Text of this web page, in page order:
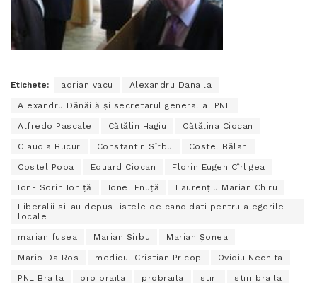
Etichete: adrian vacu Alexandru Danaila
Alexandru Dănăilă și secretarul general al PNL
Alfredo Pascale Cătălin Hagiu Cătălina Ciocan
Claudia Bucur Constantin Sîrbu Costel Bălan
Costel Popa Eduard Ciocan Florin Eugen Cîrligea
Ion- Sorin Ioniță Ionel Enuță
Laurențiu Marian Chiru
Liberalii si-au depus listele de candidati pentru alegerile
locale
marian fusea Marian Sirbu Marian Șonea
Mario Da Ros medicul Cristian Pricop Ovidiu Nechita
PNL Braila pro braila probraila stiri stiri braila